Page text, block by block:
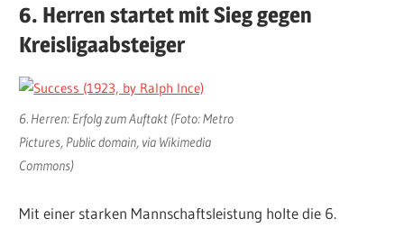
6. Herren startet mit Sieg gegen
Kreisligaabsteiger
6. Herren: Erfolg zum Auftakt (Foto: Metro
Pictures, Public domain, via Wikimedia
Commons)
Mit einer starken Mannschaftsleistung holte die 6.